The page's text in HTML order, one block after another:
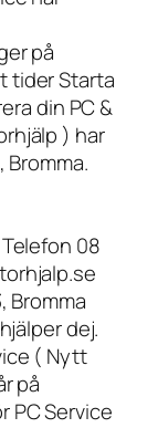
på
tider Starta
din PC &
) har
Bromma.
08
Bromma
dej.
( Nytt
på
PC Service